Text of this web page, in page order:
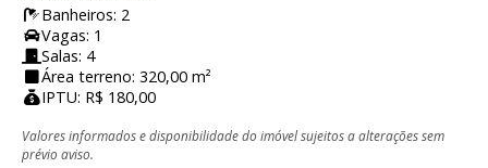
Banheiros: 2
Vagas: 1
Salas: 4
Área terreno: 320,00 m²
IPTU: R$ 180,00
Valores informados e disponibilidade do imóvel sujeitos a alterações sem
prévio aviso.